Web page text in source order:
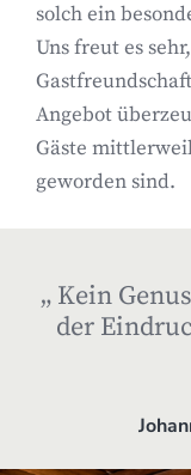
solch ein
Uns freut es
Angebot
Gäste
geworden sind.
„ Kein
der